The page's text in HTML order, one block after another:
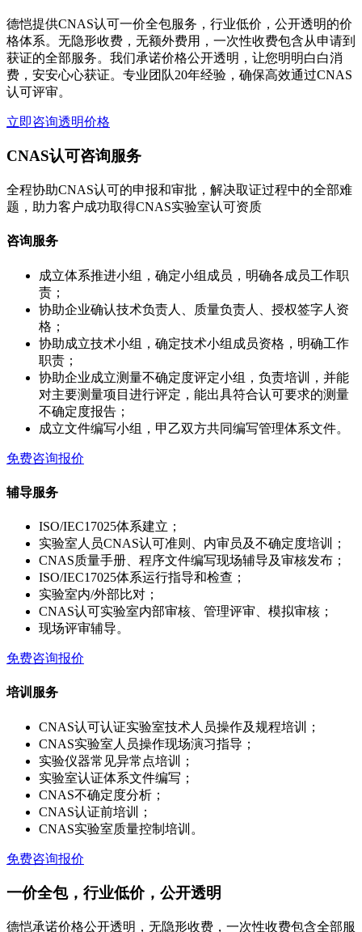
德恺提供CNAS认可一价全包服务，行业低价，公开透明的价
格体系。无隐形收费，无额外费用，一次性收费包含从申请到
获证的全部服务。我们承诺价格公开透明，让您明明白白消
费，安安心心获证。专业团队20年经验，确保高效通过CNAS
认可评审。
立即咨询透明价格
CNAS认可咨询服务
全程协助CNAS认可的申报和审批，解决取证过程中的全部难
题，助力客户成功取得CNAS实验室认可资质
咨询服务
成立体系推进小组，确定小组成员，明确各成员工作职
责；
协助企业确认技术负责人、质量负责人、授权签字人资
格；
协助成立技术小组，确定技术小组成员资格，明确工作
职责；
协助企业成立测量不确定度评定小组，负责培训，并能
对主要测量项目进行评定，能出具符合认可要求的测量
不确定度报告；
成立文件编写小组，甲乙双方共同编写管理体系文件。
免费咨询报价
辅导服务
ISO/IEC17025体系建立；
实验室人员CNAS认可准则、内审员及不确定度培训；
CNAS质量手册、程序文件编写现场辅导及审核发布；
ISO/IEC17025体系运行指导和检查；
实验室内/外部比对；
CNAS认可实验室内部审核、管理评审、模拟审核；
现场评审辅导。
免费咨询报价
培训服务
CNAS认可认证实验室技术人员操作及规程培训；
CNAS实验室人员操作现场演习指导；
实验仪器常见异常点培训；
实验室认证体系文件编写；
CNAS不确定度分析；
CNAS认证前培训；
CNAS实验室质量控制培训。
免费咨询报价
一价全包，行业低价，公开透明
德恺承诺价格公开透明，无隐形收费，一次性收费包含全部服